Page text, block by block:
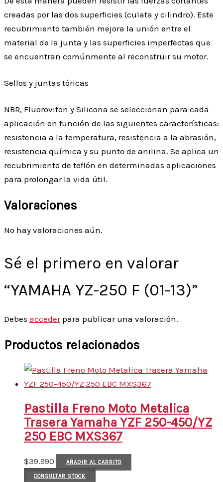
creadas por las dos superficies (culata y cilindro). Este
recubrimiento también mejora la unión entre el
material de la junta y las superficies imperfectas que
se encuentran comúnmente al reconstruir su motor.
Sellos y juntas tóricas
NBR, Fluoroviton y Silicona se seleccionan para cada
aplicación en función de las siguientes características:
resistencia a la temperatura, resistencia a la abrasión,
resistencia química y su punto de anilina. Se aplica un
recubrimiento de teflón en determinadas aplicaciones
para prolongar la vida útil.
Valoraciones
No hay valoraciones aún.
Sé el primero en valorar
“YAMAHA YZ-250 F (01-13)”
Debes accederpara publicar una valoración.
Productos relacionados
Pastilla Freno Moto Metalica
Trasera Yamaha YZF 250-450/YZ
250 EBC MXS367
$39.990 AÑADIR AL CARRITO
CONSULTAR STOCK